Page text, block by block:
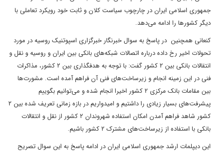
جمهوری اسلامی ایران در چارچوب سیاست‌ کلان و ثابت خود رویکرد تعاملی با
دیگر کشورها را ادامه می‌دهد.
کنعانی همچنین در پاسخ به سوال خبرنگار خبرگزاری اسپوتنیک روسیه در مورد
تحولات اخیر رخ داده درباره اتصالات شبکه‌های بانکی بین ایران و روسیه و نقل و
انتقالات بانکی بین ۲ کشور گفت: با توجه به هدفگذاری بین ۲ کشور، مذاکرات
فنی در این زمینه انجام و زیرساخت‌های فنی آن فراهم آمده است. مشورت‌ها
بین مقامات بانک مرکزی ۲ کشور اخیرا انجام شده و می‌توانیم بگوییم
پیشرفت‌های بسیار زیادی را داشتیم و امیدواریم در بازه زمانی تعریف شده بین ۲
کشور شاهد فراهم آمدن امکان استفاده شهروندان ۲ کشور از نقل و انتقالات
بانکی با استفاده از زیرساخت‌های مشترک ۲ کشور باشیم.
این دیپلمات ارشد جمهوری اسلامی ایران در ادامه پاسخ به این سوال تصریح